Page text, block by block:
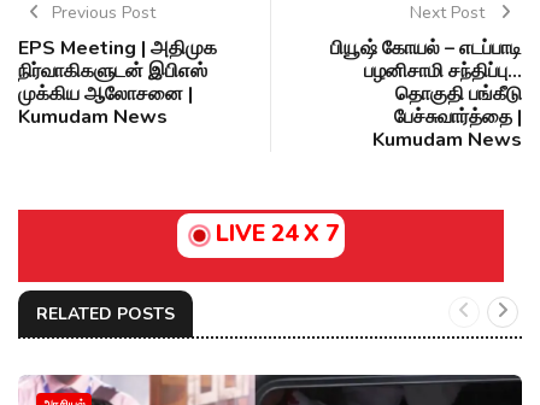
Previous Post
EPS Meeting | அதிமுக
நிர்வாகிகளுடன் இபிஎஸ்
முக்கிய ஆலோசனை |
Kumudam News
Next Post
பியூஷ் கோயல் – எடப்பாடி
பழனிசாமி சந்திப்பு...
தொகுதி பங்கீடு
பேச்சுவார்த்தை |
Kumudam News
LIVE 24 X 7
RELATED POSTS